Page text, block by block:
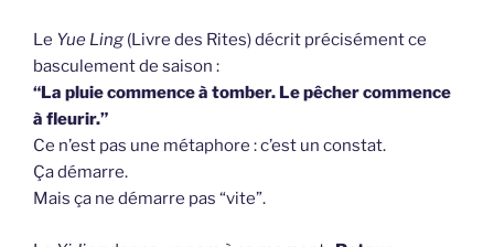
Le Yue Ling (Livre des Rites) décrit précisément ce
basculement de saison :
“La pluie commence à tomber. Le pêcher commence
à fleurir.”
Ce n’est pas une métaphore : c’est un constat.
Ça démarre.
Mais ça ne démarre pas “vite”.